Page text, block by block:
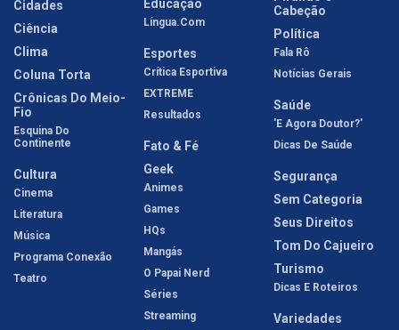
Cidades
Ciência
Clima
Coluna Torta
Crônicas Do Meio-
Fio
Esquina Do
Continente
Cultura
Cinema
Literatura
Música
Programa Conexão
Teatro
Educação
Língua.com
Esportes
Crítica Esportiva
EXTREME
Resultados
Fato & Fé
Geek
Animes
Games
HQs
Mangás
O Papai Nerd
Séries
Streaming
Cabeção
Política
Fala Rô
Notícias Gerais
Saúde
'E Agora Doutor?'
Dicas De Saúde
Segurança
Sem Categoria
Seus Direitos
Tom Do Cajueiro
Turismo
Dicas E Roteiros
Variedades